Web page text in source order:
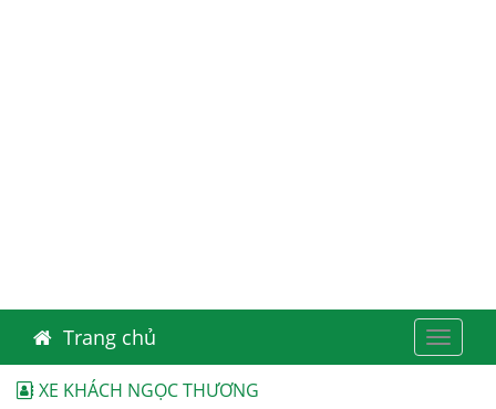
Toggle
Trang chủ
XE KHÁCH NGỌC THƯƠNG